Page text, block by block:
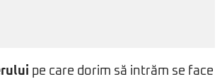
pe care dorim să intrăm se face